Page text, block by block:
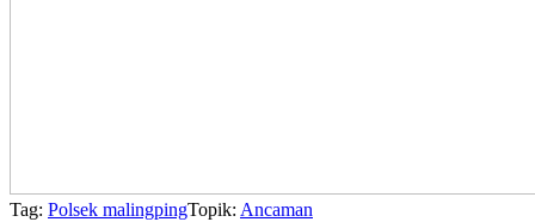
Tag: Polsek malingpingTopik: Ancaman